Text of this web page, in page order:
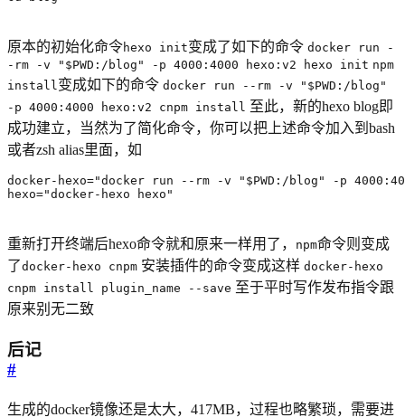
原本的初始化命令hexo init变成了如下的命令 docker run -
-rm -v "$PWD:/blog" -p 4000:4000 hexo:v2 hexo init npm
install变成如下的命令 docker run --rm -v "$PWD:/blog"
-p 4000:4000 hexo:v2 cnpm install 至此，新的hexo blog即
成功建立，当然为了简化命令，你可以把上述命令加入到bash
或者zsh alias里面，如
hexo="docker-hexo hexo"
重新打开终端后hexo命令就和原来一样用了， npm命令则变成
了 docker-hexo cnpm 安装插件的命令变成这样 docker-hexo
cnpm install plugin_name --save 至于平时写作发布指令跟
原来别无二致
后记
#
生成的docker镜像还是太大，417MB，过程也略繁琐，需要进